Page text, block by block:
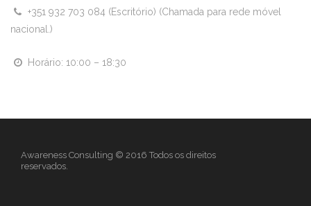
+351 932 703 084 (Escritório) (Chamada para rede móvel
nacional.)
Horário: 10:00 – 18:30
Awareness Consulting © 2016 Todos os direitos
reservados.